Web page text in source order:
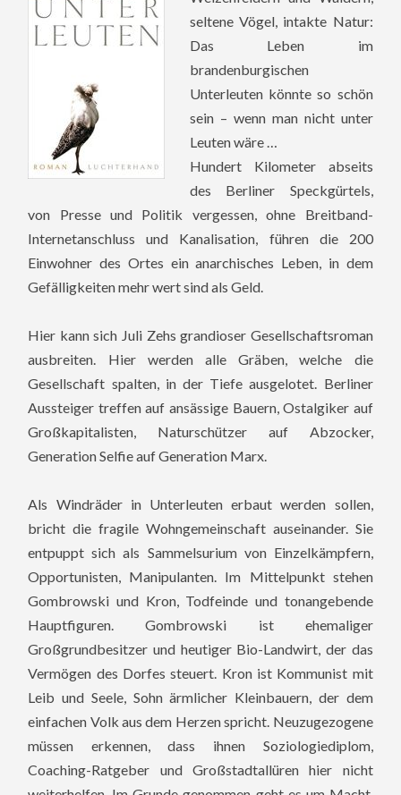
seltene Vögel, intakte Natur:
Das Leben im
brandenburgischen
Unterleuten könnte so schön
sein – wenn man nicht unter
Leuten wäre …
Hundert Kilometer abseits
des Berliner Speckgürtels,
von Presse und Politik vergessen, ohne Breitband-
Internetanschluss und Kanalisation, führen die 200
Einwohner des Ortes ein anarchisches Leben, in dem
Gefälligkeiten mehr wert sind als Geld.
Hier kann sich Juli Zehs grandioser Gesellschaftsroman
ausbreiten. Hier werden alle Gräben, welche die
Gesellschaft spalten, in der Tiefe ausgelotet. Berliner
Aussteiger treffen auf ansässige Bauern, Ostalgiker auf
Großkapitalisten, Naturschützer auf Abzocker,
Generation Selfie auf Generation Marx.
Als Windräder in Unterleuten erbaut werden sollen,
bricht die fragile Wohngemeinschaft auseinander. Sie
entpuppt sich als Sammelsurium von Einzelkämpfern,
Opportunisten, Manipulanten. Im Mittelpunkt stehen
Gombrowski und Kron, Todfeinde und tonangebende
Hauptfiguren. Gombrowski ist ehemaliger
Großgrundbesitzer und heutiger Bio-Landwirt, der das
Vermögen des Dorfes steuert. Kron ist Kommunist mit
Leib und Seele, Sohn ärmlicher Kleinbauern, der dem
einfachen Volk aus dem Herzen spricht. Neuzugezogene
müssen erkennen, dass ihnen Soziologiediplom,
Coaching-Ratgeber und Großstadtallüren hier nicht